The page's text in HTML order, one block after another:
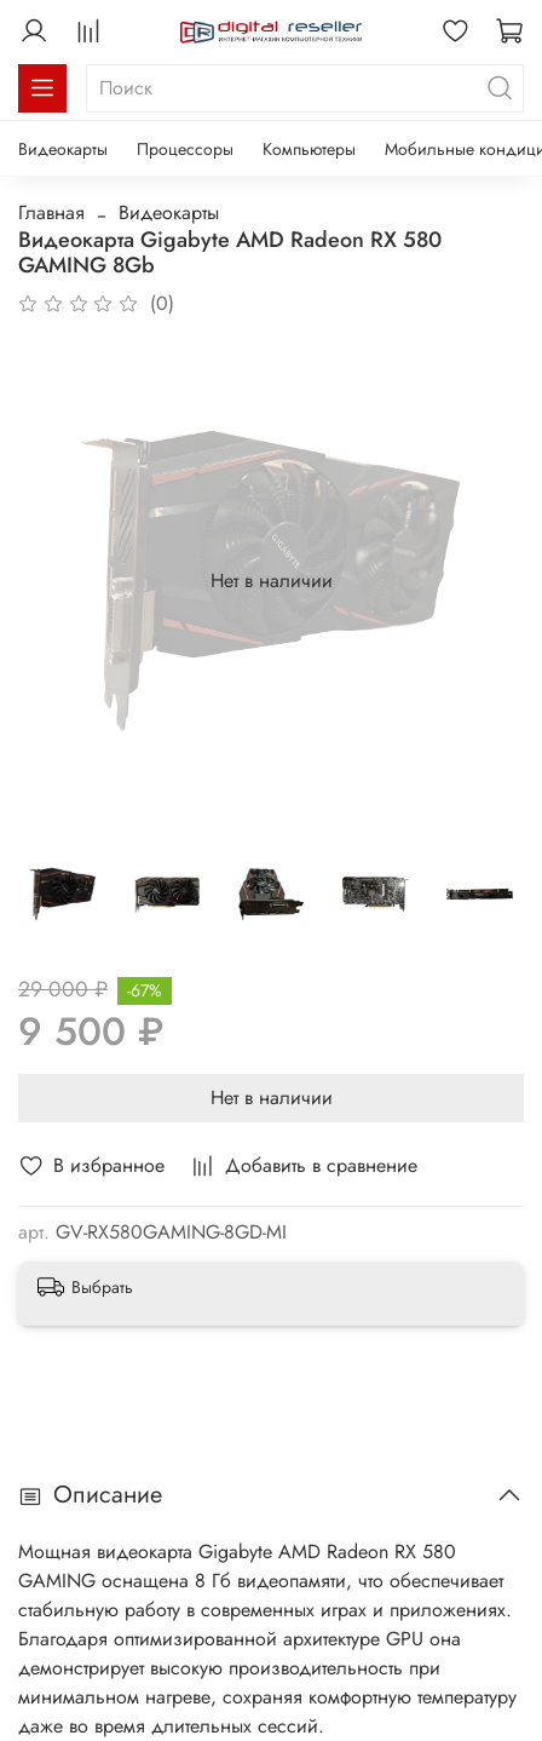
Видеокарты Процессоры Компьютеры Мобильные
Главная Видеокарты
Видеокарта Gigabyte AMD Radeon RX 580
GAMING 8Gb
(0)
В избранное Добавить в сравнение
арт. GV-RX580GAMING-8GD-MI
Нет в наличии
29 000 ₽
9 500 ₽
-67%
Нет в наличии
Выбрать
Описание
Мощная видеокарта Gigabyte AMD Radeon RX 580
GAMING оснащена 8 Гб видеопамяти, что обеспечивает
стабильную работу в современных играх и приложениях.
Благодаря оптимизированной архитектуре GPU она
демонстрирует высокую производительность при
минимальном нагреве, сохраняя комфортную температуру
даже во время длительных сессий.